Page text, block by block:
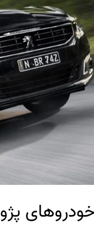
پژو 508